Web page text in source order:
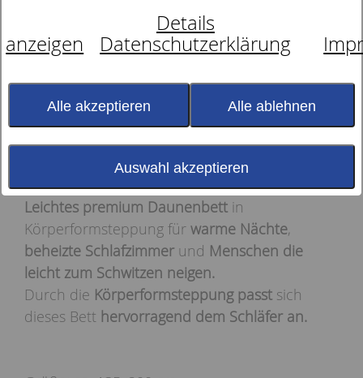
Leichtes premium Daunenbett in
Körperformsteppung für warme Nächte,
beheizte Schlafzimmer und Menschen die
leicht zum Schwitzen neigen.
Durch die Körperformsteppung passt sich
dieses Bett hervorragend dem Schläfer an.
Details
anzeigen
Datenschutzerklärung
Alle akzeptieren Alle ablehnen
Auswahl akzeptieren